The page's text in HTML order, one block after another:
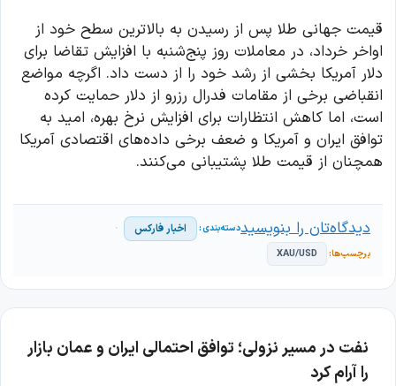
قیمت جهانی طلا پس از رسیدن به بالاترین سطح خود از
اواخر خرداد، در معاملات روز پنج‌شنبه با افزایش تقاضا برای
دلار آمریکا بخشی از رشد خود را از دست داد. اگرچه مواضع
انقباضی برخی از مقامات فدرال رزرو از دلار حمایت کرده
است، اما کاهش انتظارات برای افزایش نرخ بهره، امید به
توافق ایران و آمریکا و ضعف برخی داده‌های اقتصادی آمریکا
همچنان از قیمت طلا پشتیبانی می‌کنند.
اخبار فارکس
XAU/USD
دیدگاه‌تان را بنویسید
نفت در مسیر نزولی؛ توافق احتمالی ایران و عمان بازار
را آرام کرد